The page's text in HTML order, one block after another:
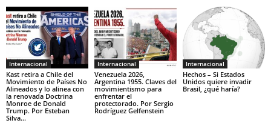
Internacional
Kast retira a Chile del
Movimiento de Países No
Alineados y lo alinea con
la renovada Doctrina
Monroe de Donald
Trump. Por Esteban
Silva...
Internacional
Venezuela 2026,
Argentina 1955. Claves del
movimientismo para
enfrentar el
protectorado. Por Sergio
Rodríguez Gelfenstein
Internacional
Hechos – Si Estados
Unidos quiere invadir
Brasil, ¿qué haría?